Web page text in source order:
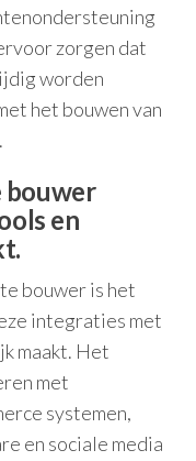
zorgen dat
worden
het bouwen van
bouwer
en
bouwer is het
integraties met
maakt. Het
met
systemen,
en sociale media